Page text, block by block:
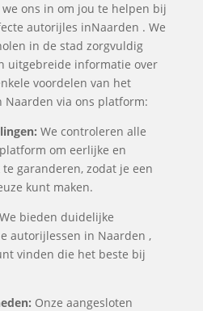
ons in om jou te helpen bij
autorijles inNaarden . We
in de stad zorgvuldig
uitgebreide informatie over
voordelen van het
Naarden via ons platform:
We controleren alle
om eerlijke en
garanderen, zodat je een
kunt maken.
We bieden duidelijke
autorijlessen in Naarden ,
vinden die het beste bij
Onze aangesloten